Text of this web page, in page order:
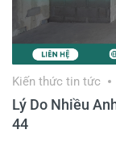
Kiến thức tin tức
Lý Do Nhiều
44